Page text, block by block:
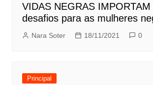
VIDAS NEGRAS
desafios para as mulheres
Nara Soter 18/11/2021 0
Principal